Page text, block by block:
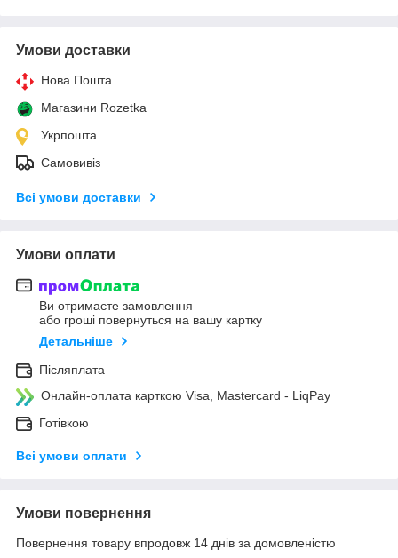
Умови доставки
Нова Пошта
Магазини Rozetka
Укрпошта
Самовивіз
Всі умови доставки
Умови оплати
Ви отримаєте замовлення
або гроші повернуться на вашу картку
Детальніше
Післяплата
Онлайн-оплата карткою Visa, Mastercard - LiqPay
Готівкою
Всі умови оплати
Умови повернення
Повернення товару впродовж 14 днів за домовленістю